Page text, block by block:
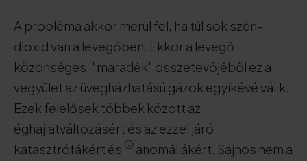
A probléma akkor merül fel, ha túl sok szén-
dioxid van a levegőben. Ekkor a levegő
közönséges, "maradék" összetevőjéből ez a
vegyület az üvegházhatású gázok egyikévé válik.
Ezek felelősek többek között az
éghajlatváltozásért és az ezzel járó
katasztrófákért és
anomáliákért. Sajnos nem a